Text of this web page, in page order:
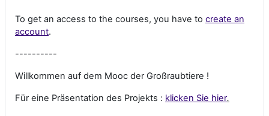
To get an access to the courses, you have to create an
account.
----------
Willkommen auf dem Mooc der Großraubtiere !
Für eine Präsentation des Projekts : klicken Sie hier.